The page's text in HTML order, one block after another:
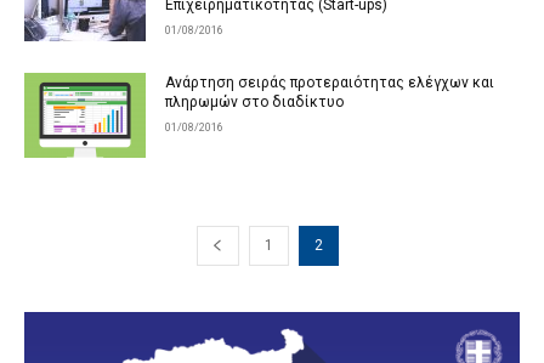
Επιχειρηματικότητας (Start-ups)
01/08/2016
Aνάρτηση σειράς προτεραιότητας ελέγχων και
πληρωμών στο διαδίκτυο
01/08/2016
1 2